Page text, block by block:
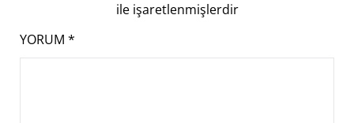
ile işaretlenmişlerdir
YORUM *